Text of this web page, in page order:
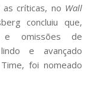
críticas, no Wall
concluiu que,
e omissões de
e avançado
foi nomeado